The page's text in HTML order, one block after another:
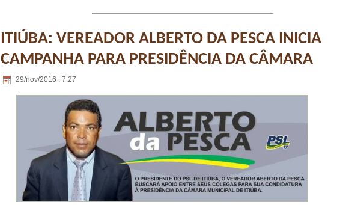
ITIÚBA: VEREADOR ALBERTO DA PESCA INICIA
CAMPANHA PARA PRESIDÊNCIA DA CÂMARA
29/nov/2016 . 7:27